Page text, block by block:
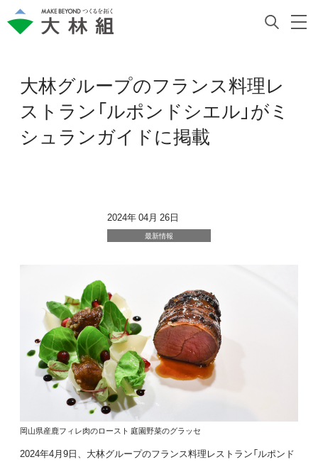
大林グループのフランス料理レ
ストラン「ルポンドシエル」がミ
シュランガイドに掲載
2024年 04月 26日
最新情報
岡山県産鹿フィレ肉のロースト 庭園野菜のグラッセ
2024年4月9日、大林グループのフランス料理レストラン「ルポンド